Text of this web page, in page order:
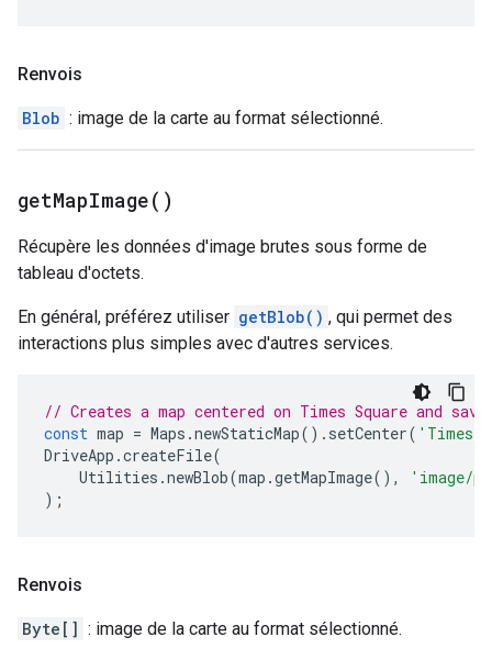
Renvois
Blob : image de la carte au format sélectionné.
getMapImage( )
Récupère les données d'image brutes sous forme de
tableau d'octets.
En général, préférez utiliser getBlob() , qui permet des
interactions plus simples avec d'autres services.
// Creates a map centered on Times Square and
const map = Maps .newStaticMap(). setCenter( 'Times
DriveApp .createFile(
Utilities .newBlob(map .getMapImage(),
'image/
);
Renvois
Byte[] : image de la carte au format sélectionné.